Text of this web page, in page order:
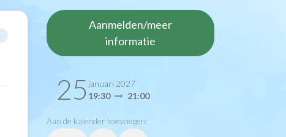
Aanmelden/meer
informatie
25januari 2027
19:30
21:00
Aan de kalender toevoegen: